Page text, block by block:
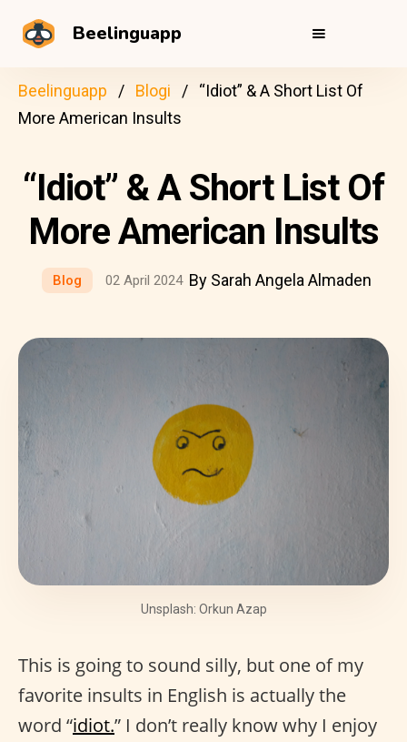
Beelinguapp
Beelinguapp Blogi
“Idiot” & A Short List Of
More American Insults
“Idiot” & A Short List Of
More American Insults
Blog 02 April 2024 By Sarah Angela Almaden
Unsplash: Orkun Azap
This is going to sound silly, but one of my
favorite insults in English is actually the
word “idiot.” I don’t really know why I enjoy